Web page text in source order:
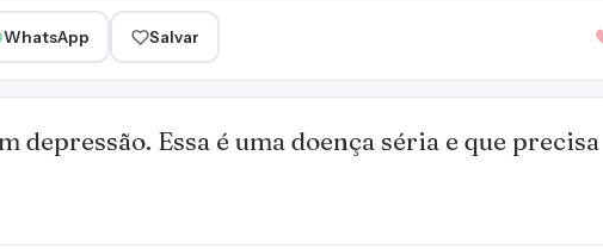
WhatsApp Salvar
depressão. Essa é uma doença séria e que precisa